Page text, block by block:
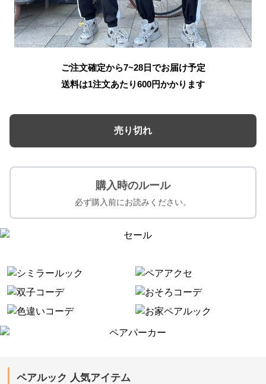
ご注文確定から7~28日でお届け予定
送料は1注文あたり600円かかります
売り切れ
購入時のルール
必ず購入前にお読みください。
ペアルック 人気アイテム